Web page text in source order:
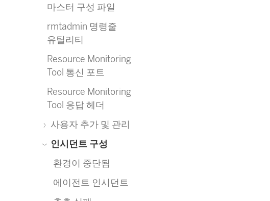
마스터 구성 파일
rmtadmin 명령줄
유틸리티
Resource Monitoring
Tool 통신 포트
Resource Monitoring
Tool 응답 헤더
사용자 추가 및 관리
인시던트 구성
환경이 중단됨
에이전트 인시던트